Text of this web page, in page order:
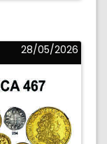
28/05/2026